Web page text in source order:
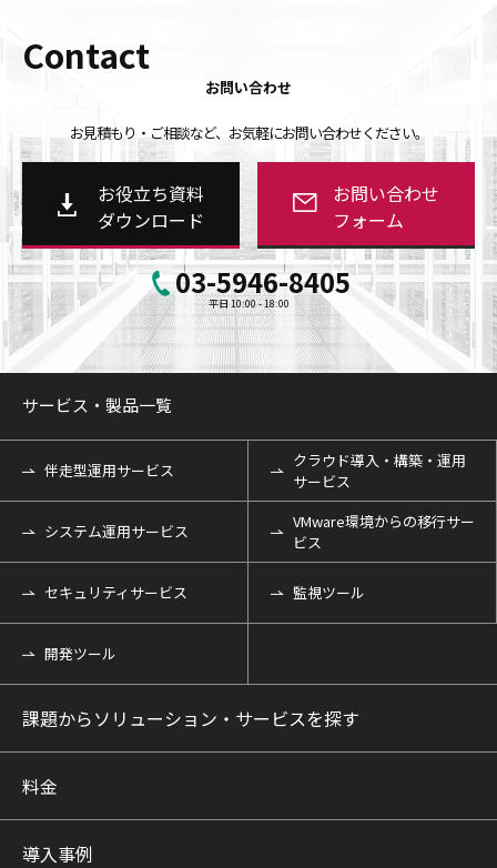
Contact
お問い合わせ
お見積もり・ご相談など、お気軽にお問い合わせください。
お役立ち資料
ダウンロード
お問い合わせ
フォーム
03-5946-8405
平日 10:00 - 18:00
サービス・製品一覧
伴走型運用サービス
クラウド導入・構築・運用
サービス
システム運用サービス
VMware環境からの移行サー
ビス
セキュリティサービス 監視ツール
開発ツール
課題からソリューション・サービスを探す
料金
導入事例